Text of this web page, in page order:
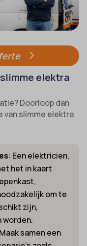
elektra
Doorloop dan
van slimme elektra
: Een elektricien,
het in kaart
om te
zijn,
worden.
samen een